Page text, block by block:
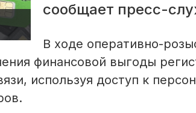
сообщает пресс-
В ходе оперативно-
финансовой выгоды
используя доступ к